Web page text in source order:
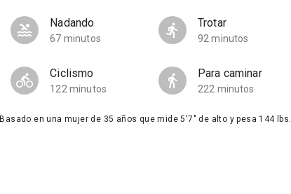
Nadando
67 minutos
Trotar
92 minutos
Ciclismo
122 minutos
Para caminar
222 minutos
Basado en una mujer de 35 años que mide 5'7" de alto y pesa 144 lbs.